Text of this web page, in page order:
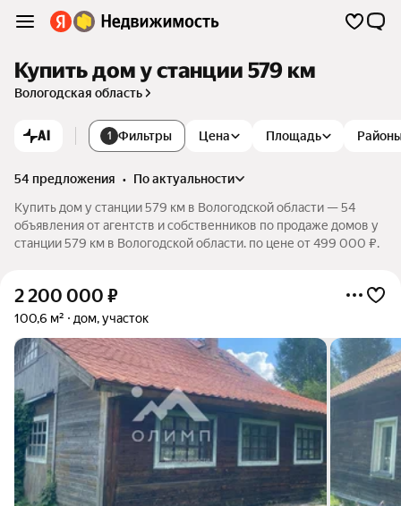
Купить дом у станции 579 км
Вологодская область
AI 1 Фильтры Цена Площадь
54 предложения •
по актуальности
Купить дом у станции 579 км в Вологодской области — 54
объявления от агентств и собственников по продаже домов у
станции 579 км в Вологодской области. по цене от 499 000 ₽.
2 200 000 ₽
100,6 м² дом, участок